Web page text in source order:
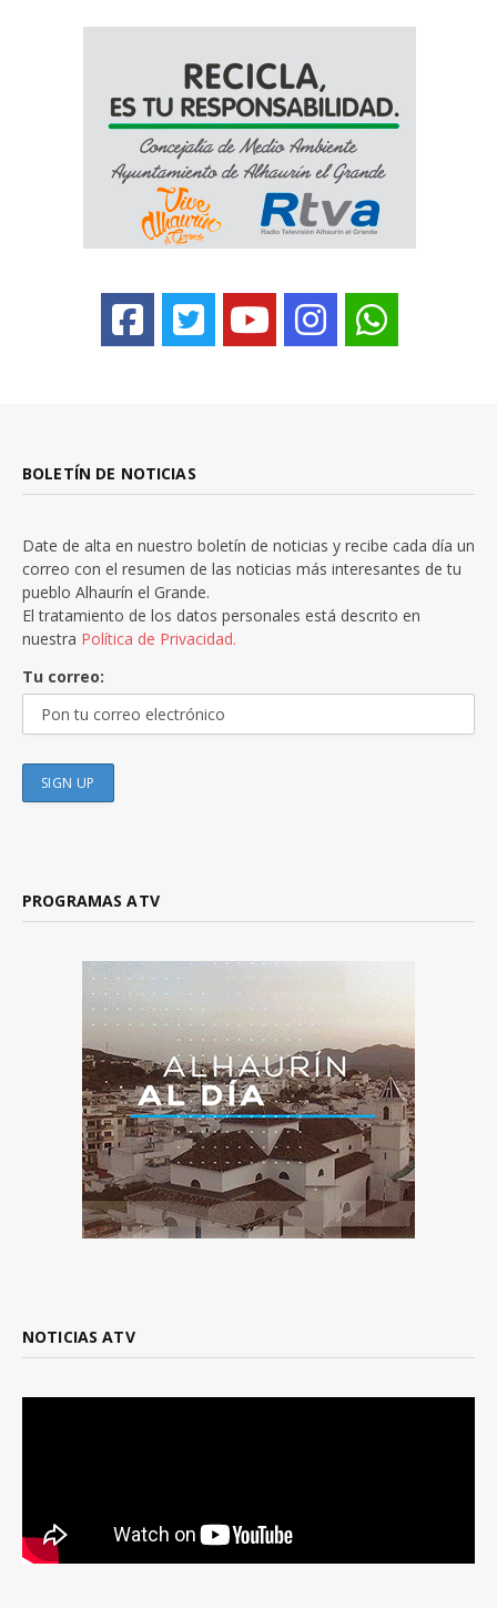
BOLETÍN DE NOTICIAS
Date de alta en nuestro boletín de noticias y recibe cada día un
correo con el resumen de las noticias más interesantes de tu
pueblo Alhaurín el Grande.
El tratamiento de los datos personales está descrito en
nuestra Política de Privacidad.
Tu correo:
PROGRAMAS ATV
NOTICIAS ATV